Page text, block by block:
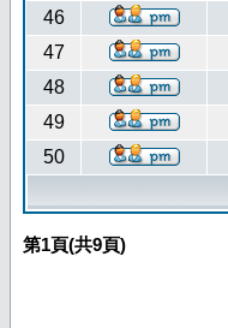
46
47
48
49
50
第1頁(共9頁)